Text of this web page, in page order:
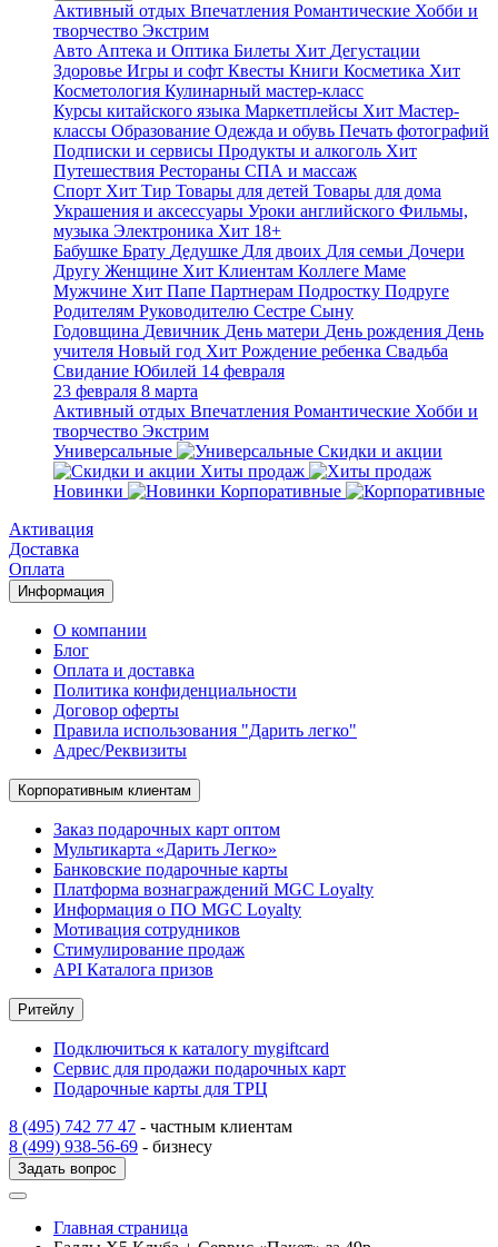
Активный отдых Впечатления Романтические Хобби и
творчество Экстрим
Авто Аптека и Оптика Билеты Хит Дегустации
Здоровье Игры и софт Квесты Книги Косметика Хит
Косметология Кулинарный мастер-класс
Курсы китайского языка Маркетплейсы Хит Мастер-
классы Образование Одежда и обувь Печать фотографий
Подписки и сервисы Продукты и алкоголь Хит
Путешествия Рестораны СПА и массаж
Спорт Хит Тир Товары для детей Товары для дома
Украшения и аксессуары Уроки английского Фильмы,
музыка Электроника Хит 18+
Бабушке Брату Дедушке Для двоих Для семьи Дочери
Другу Женщине Хит Клиентам Коллеге Маме
Мужчине Хит Папе Партнерам Подростку Подруге
Родителям Руководителю Сестре Сыну
Годовщина Девичник День матери День рождения День
учителя Новый год Хит Рождение ребенка Свадьба
Свидание Юбилей 14 февраля
23 февраля 8 марта
Активный отдых Впечатления Романтические Хобби и
творчество Экстрим
Универсальные
Скидки и акции
Хиты продаж
Новинки
Корпоративные
Активация
Доставка
Оплата
Информация
О компании
Блог
Оплата и доставка
Политика конфиденциальности
Договор оферты
Правила использования "Дарить легко"
Адрес/Реквизиты
Корпоративным клиентам
Заказ подарочных карт оптом
Мультикарта «Дарить Легко»
Банковские подарочные карты
Платформа вознаграждений MGC Loyalty
Информация о ПО MGC Loyalty
Мотивация сотрудников
Стимулирование продаж
API Каталога призов
Ритейлу
Подключиться к каталогу mygiftcard
Сервис для продажи подарочных карт
Подарочные карты для ТРЦ
8 (495) 742 77 47 - частным клиентам
8 (499) 938-56-69 - бизнесу
Задать вопрос
Главная страница